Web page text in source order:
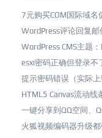
7元购买COM国际域名
WordPress评论回复
WordPress CMS主题
esxi密码正确但登录不
提示密码错误（实际上
HTML5 Canvas流动线
一键分享到QQ空间、
火狐视频编码器升级